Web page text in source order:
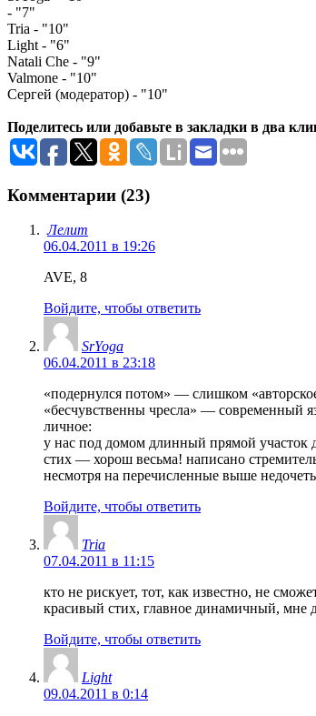
- "7"
Tria - "10"
Light - "6"
Natali Che - "9"
Valmone - "10"
Сергей (модератор) - "10"
Поделитесь или добавьте в закладки в два
Комментарии (23)
Лелит
06.04.2011 в 19:26
AVE, 8
Войдите, чтобы ответить
SrYoga
06.04.2011 в 23:18
«подернулся потом» — слишком
«бесчувственны чресла» —
личное:
у нас под домом длинный прямой
стих — хорош весьма! написано
несмотря на перечисленные выше
Войдите, чтобы ответить
Tria
07.04.2011 в 11:15
кто не рискует, тот, как известно, не
красивый стих, главное динамичный, мне
Войдите, чтобы ответить
Light
09.04.2011 в 0:14